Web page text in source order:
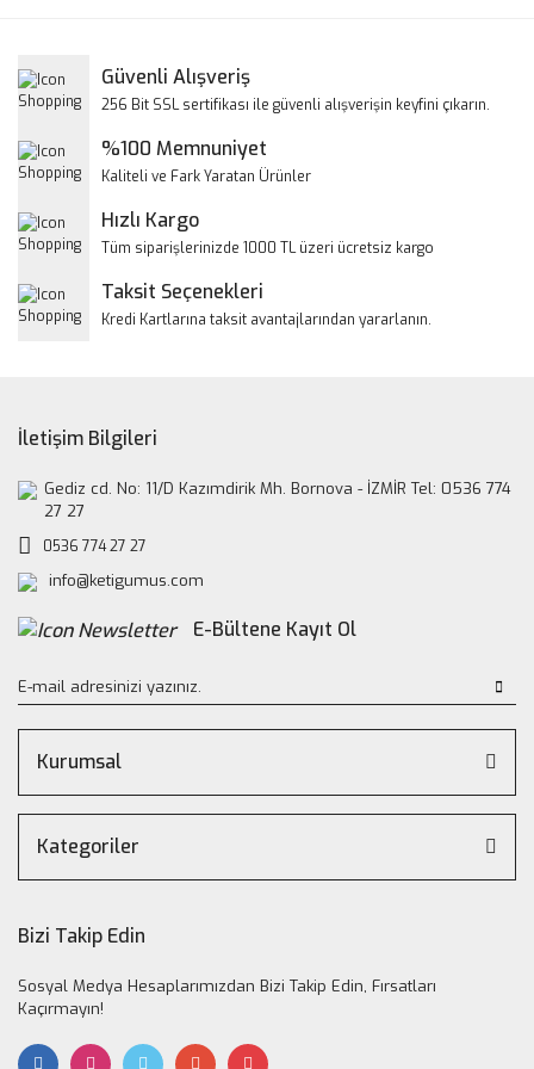
Yorum Yaz
Ürün resmi kalitesiz, bozuk veya görüntülenemiyor.
Ürün bilgilerinde hatalar bulunuyor.
Bu ürüne benzer farklı alternatifler olmalı.
Güvenli Alışveriş
256 Bit SSL sertifikası ile güvenli alışverişin keyfini çıkarın.
%100 Memnuniyet
Kaliteli ve Fark Yaratan Ürünler
Hızlı Kargo
Tüm siparişlerinizde 1000 TL üzeri ücretsiz kargo
Taksit Seçenekleri
Kredi Kartlarına taksit avantajlarından yararlanın.
İletişim Bilgileri
Gediz cd. No: 11/D Kazımdirik Mh. Bornova - İZMİR Tel: 0536 774
27 27
0536 774 27 27
info@ketigumus.com
E-Bültene Kayıt Ol
Kurumsal
Kategoriler
Bizi Takip Edin
Sosyal Medya Hesaplarımızdan Bizi Takip Edin, Fırsatları
Kaçırmayın!